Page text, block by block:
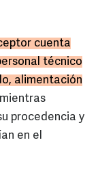
cuenta
técnico
alimentación
procedencia y
en el